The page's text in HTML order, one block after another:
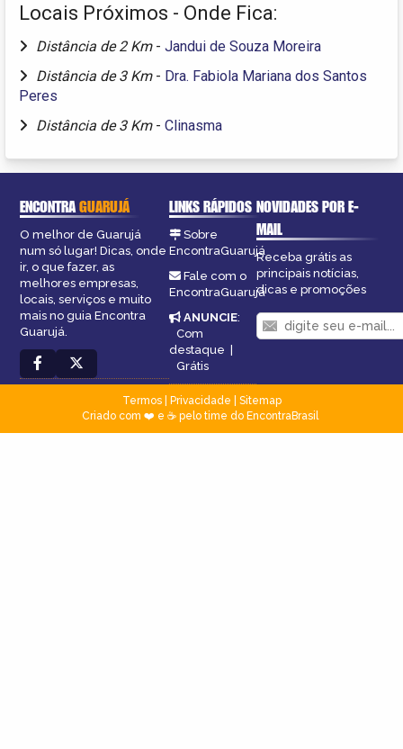
Locais Próximos - Onde Fica:
Distância de 2 Km - Jandui de Souza Moreira
Distância de 3 Km - Dra. Fabiola Mariana dos Santos
Peres
Distância de 3 Km - Clinasma
ENCONTRAGUARUJÁ
O melhor de Guarujá
num só lugar! Dicas, onde
ir, o que fazer, as
melhores empresas,
locais, serviços e muito
mais no guia Encontra
Guarujá.
LINKS RÁPIDOS
Sobre
EncontraGuarujá
Fale com o
EncontraGuarujá
ANUNCIE:
Com
destaque |
Grátis
NOVIDADES POR E-
MAIL
Receba grátis as
principais notícias,
dicas e promoções
Termos| Privacidade
Sitemap
Criado com ❤️ e ☕ pelo time do EncontraBrasil